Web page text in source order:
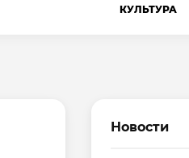
КУЛЬТУРА
Новости